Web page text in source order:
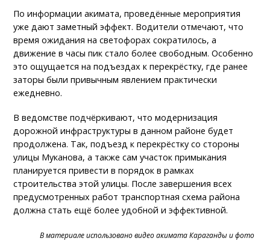
По информации акимата, проведённые мероприятия
уже дают заметный эффект. Водители отмечают, что
время ожидания на светофорах сократилось, а
движение в часы пик стало более свободным. Особенно
это ощущается на подъездах к перекрёстку, где ранее
заторы были привычным явлением практически
ежедневно.
В ведомстве подчёркивают, что модернизация
дорожной инфраструктуры в данном районе будет
продолжена. Так, подъезд к перекрёстку со стороны
улицы Муканова, а также сам участок примыкания
планируется привести в порядок в рамках
строительства этой улицы. После завершения всех
предусмотренных работ транспортная схема района
должна стать ещё более удобной и эффективной.
В материале использовано видео акимата Караганды и фото